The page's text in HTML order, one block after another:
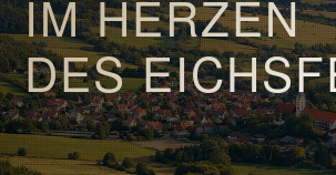
IM HERZEN
DES